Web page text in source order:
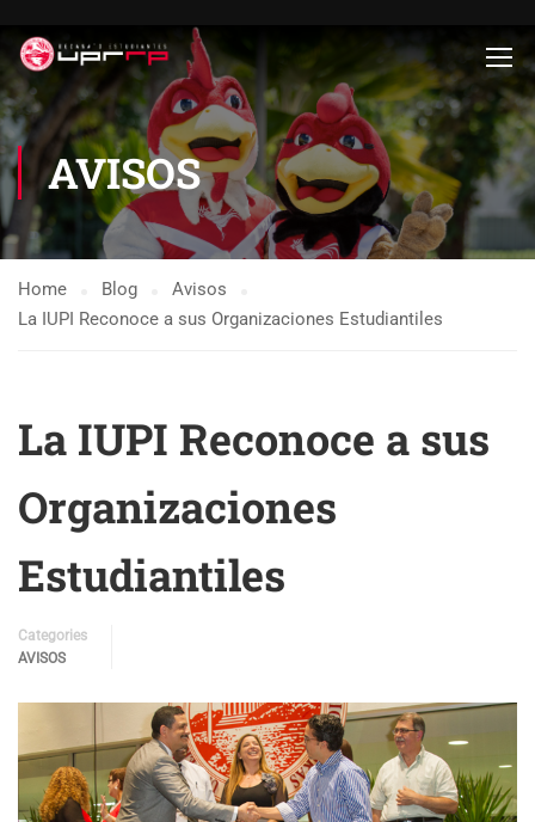
AVISOS
Home Blog
Avisos
La IUPI Reconoce a sus Organizaciones Estudiantiles
La IUPI Reconoce a sus
Organizaciones
Estudiantiles
Categories
AVISOS